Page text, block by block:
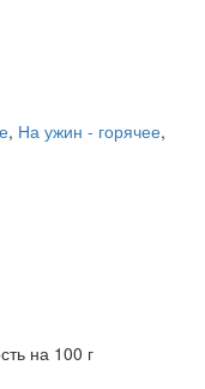
, На ужин - горячее,
на 100 г